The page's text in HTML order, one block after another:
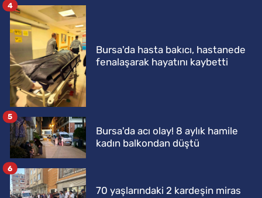
Bursa'da hasta bakıcı, hastanede
fenalaşarak hayatını kaybetti
4
Bursa'da acı olay! 8 aylık hamile
kadın balkondan düştü
5
70 yaşlarındaki 2 kardeşin miras
6